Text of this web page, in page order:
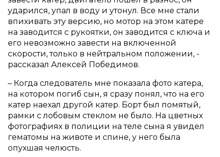
ударился, упал в воду и утонул. Все мне стали
впихивать эту версию, но мотор на этом катере
на заводится с рукоятки, он заводится с ключа и
его невозможно завести на включенной
скорости, только в нейтральном положении, -
рассказал Алексей Победимов.
– Когда следователь мне показала фото катера,
на котором погиб сын, я сразу понял, что на его
катер наехал другой катер. Борт был помятый,
рамки с лобовым стеклом не было. На цветных
фотографиях в полиции на теле сына я увидел
гематомы на животе и спине, у него была
опухшая челюсть.